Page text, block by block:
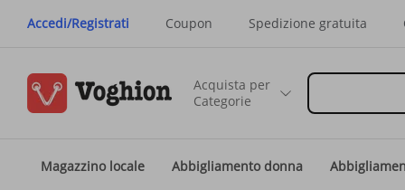
Accedi/Registrati Coupon Spedizione gratuita
Acquista per
Categorie
Magazzino locale Abbigliamento donna